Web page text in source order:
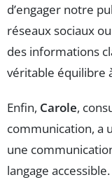
d’engager notre
réseaux sociaux
des informations
véritable équilibre
Enfin, Carole,
communication, a
une
langage